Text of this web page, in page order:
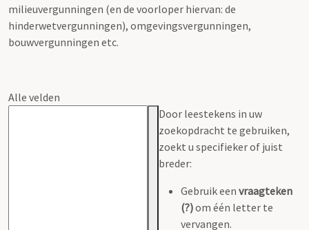
milieuvergunningen (en de voorloper hiervan: de
hinderwetvergunningen), omgevingsvergunningen,
bouwvergunningen etc.
Alle velden
Door leestekens in uw
zoekopdracht te gebruiken,
zoekt u specifieker of juist
breder:
Gebruik een vraagteken
(?)om één letter te
vervangen.